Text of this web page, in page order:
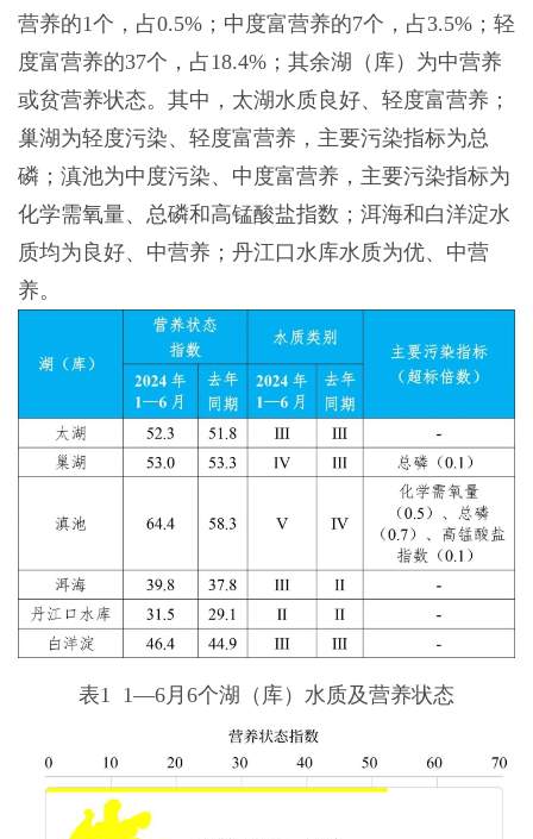
营养的1个，占0.5%；中度富营养的7个，占3.5%；轻
度富营养的37个，占18.4%；其余湖（库）为中营养
或贫营养状态。其中，太湖水质良好、轻度富营养；
巢湖为轻度污染、轻度富营养，主要污染指标为总
磷；滇池为中度污染、中度富营养，主要污染指标为
化学需氧量、总磷和高锰酸盐指数；洱海和白洋淀水
质均为良好、中营养；丹江口水库水质为优、中营
养。
表1 1—6月6个湖（库）水质及营养状态